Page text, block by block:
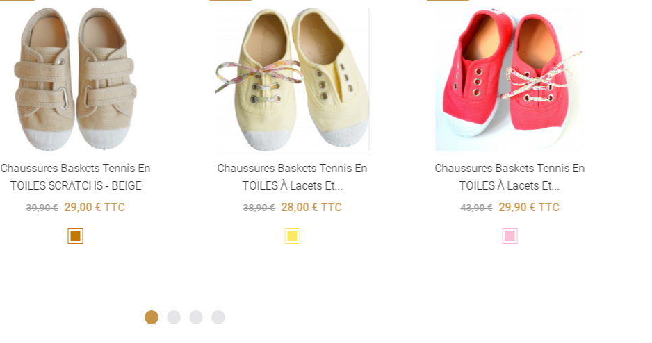
Chaussures Baskets Tennis En
TOILES SCRATCHS - BEIGE
39,90 € 29,00 €TTC
Marron
Chaussures Baskets Tennis En
TOILES À Lacets Et...
38,90 € 28,00 €TTC
Jaune
Chaussures Baskets Tennis En
TOILES À Lacets Et...
43,90 € 29,90 €TTC
Rose